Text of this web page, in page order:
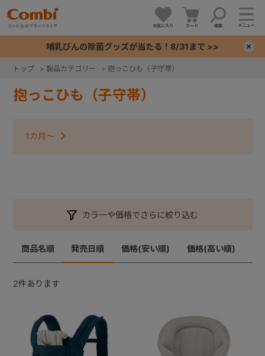
お気に入り カート 検索 メニュー
哺乳びんの除菌グッズが当たる！8/31まで >>
トップ > 製品カテゴリー > 抱っこひも（子守帯）
抱っこひも（子守帯）
1カ月～
カラーや価格でさらに絞り込む
商品名順 発売日順 価格(安い順) 価格(高い順)
2件あります